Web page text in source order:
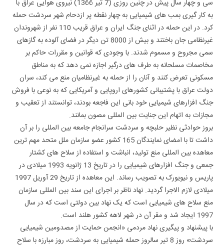
سی و چهار سال پیش در چنین روزی (7 تیر 1366) نیروی هوایی عراق با
به کار گیری بمب های شیمیایی به چهار نقطه پر ازدحام شهر سردشت حمله
کرد. در این حمله در اثنای جنگ ایران و عراق قریب 110 نفر از شهروندان
غیرنظامی جان باختند و بیش از 8000 تن دیگر در فضای آلوده به گازهای
سمی مجروح و مسموم شدند. با وجودی که قوانین و مقررات حاکم بر
مخاصمات مسلحانه به طرف های درگیر اجازه نمی دهد که به مناطق
مسکونی تعرض کنند و آنان را از حمله به غیرنظامیان منع می کند، سران
دولت عراق با پشتیبانی کشورهای اروپایی و آمریکایی که به نوعی با فروش
جنگ افزارهای شیمیایی خود بانی این فاجعه بودند، توانستند از تعقیب و
مجازات به اتهام این جنایت بین المللی مصون بمانند.
بروز حوادثی نظیر حلبچه و سردشت سرانجام جامعه بین المللی را بر آن
داشت تا با امضای نمایندگان 165 کشور عضو سازمان ملل متحد مهم ترین
معاهده بین المللی منع تولید، انباشت و استفاده از سلاح های کشتار
جمعی و جنگ افزارهای شیمیایی را در تاریخ 13 ژانویه 1993 میلادی در
پاریس و نیویورک به تصویب رساند. این معاهده از تاریخ 29 آوریل 1997
میلادی لازم الاجرا گردید. نهاد ناظر بر اجرای این سند بین المللی سازمان
منع سلاح های شیمیایی است که یک نهاد بین دولتی است که در سال
1997 ایجاد شد و مقر آن در شهر لاهه کشور هلند است.
با پیشنهاد و پیگیری نهاد مردمی «انجمن حمایت از مصدومین شیمیایی
سردشت» روز 8 تیر سالروز حمله شیمیایی به سردشت، روز مبارزه با سلاح